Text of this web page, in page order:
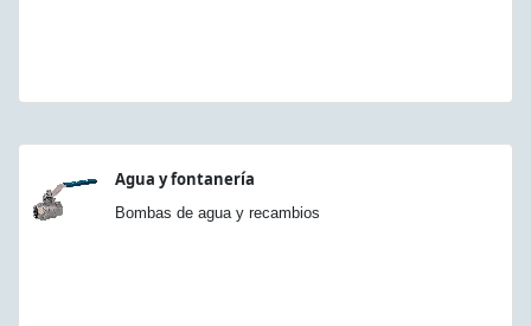
Agua y fontanería
Bombas de agua y recambios